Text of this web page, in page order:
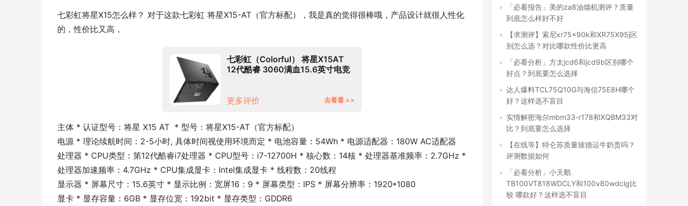
七彩虹将星X15怎么样？ 对于这款七彩虹 将星X15-AT（官方标配），我是真的觉得很棒哦，产品设计就很人性化
的，性价比又高，
七彩虹（Colorful） 将星X15AT
12代酷睿 3060满血15.6英寸电竞
16G/512GPCIe固态/官方标配
更多评价 去看看 >>
主体 * 认证型号：将星 X15 AT  * 型号：将星X15-AT（官方标配）
电源 * 理论续航时间：2-5小时, 具体时间视使用环境而定 * 电池容量：54Wh * 电源适配器：180W AC适配器
处理器 * CPU类型：第12代酷睿i7处理器 * CPU型号：i7-12700H * 核心数：14核 * 处理器基准频率：2.7GHz *
处理器加速频率：4.7GHz * CPU集成显卡：Intel集成显卡 * 线程数：20线程
显示器 * 屏幕尺寸：15.6英寸 * 显示比例：宽屏16：9 * 屏幕类型：IPS * 屏幕分辨率：1920*1080
显卡 * 显存容量：6GB * 显存位宽：192bit * 显存类型：GDDR6
「必看报告」美的za8油烟机测评？质量
到底怎么样好不好
【求测评】索尼xr75x90k和XR75X95j区
别怎么选？对比哪款性价比更高
「必看分析」方太jcd6和jcd9b区别哪个
好点？到底要怎么选择
达人爆料TCL75Q10G与海信75E8H哪个
好？这样选不盲目
实情解密海尔mbm33-r178和XQBM33对
比？到底要怎么选择
【在线等】特仑苏质量彼德运牛奶贵吗？
评测数据如何
「必看分析」小天鹅
TB100VT818WDCLY和100v80wdclg比
较 哪款好？这样选不盲目